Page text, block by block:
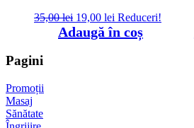
35,00lei Prețul
inițial
a
19,00 lei Prețul
curent
este:
Reduceri!
Adaugă în coș
Pagini
Promoții
Masaj
Sănătate